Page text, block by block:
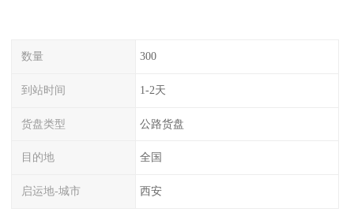
数量 300
到站时间 1-2天
货盘类型 公路货盘
目的地 全国
启运地-城市 西安